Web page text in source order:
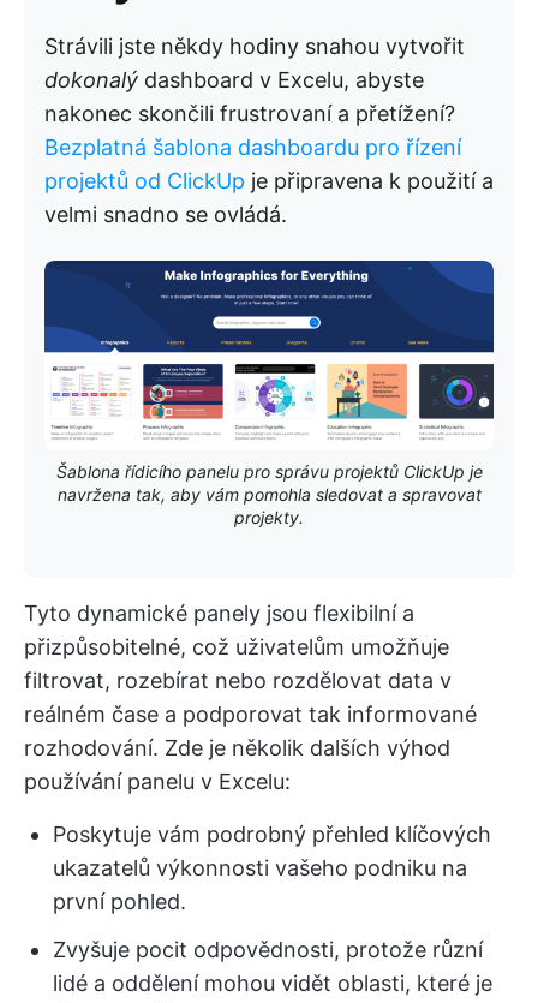
Strávili jste někdy hodiny snahou vytvořit
dokonalý dashboard v Excelu, abyste
nakonec skončili frustrovaní a přetížení?
Bezplatná šablona dashboardu pro řízení
projektů od ClickUp je připravena k použití a
velmi snadno se ovládá.
Šablona řídicího panelu pro správu projektů ClickUp je
navržena tak, aby vám pomohla sledovat a spravovat
projekty.
Tyto dynamické panely jsou flexibilní a
přizpůsobitelné, což uživatelům umožňuje
filtrovat, rozebírat nebo rozdělovat data v
reálném čase a podporovat tak informované
rozhodování. Zde je několik dalších výhod
používání panelu v Excelu:
Poskytuje vám podrobný přehled klíčových
ukazatelů výkonnosti vašeho podniku na
první pohled.
Zvyšuje pocit odpovědnosti, protože různí
lidé a oddělení mohou vidět oblasti, které je